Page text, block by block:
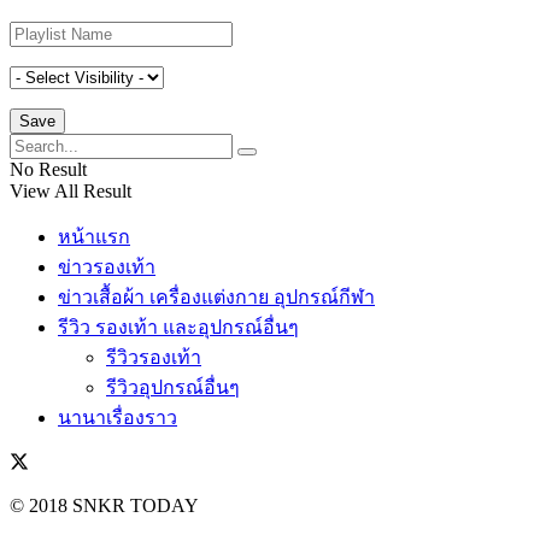
No Result
View All Result
หน้าแรก
ข่าวรองเท้า
ข่าวเสื้อผ้า เครื่องแต่งกาย อุปกรณ์กีฬา
รีวิว รองเท้า และอุปกรณ์อื่นๆ
รีวิวรองเท้า
รีวิวอุปกรณ์อื่นๆ
นานาเรื่องราว
© 2018 SNKR TODAY